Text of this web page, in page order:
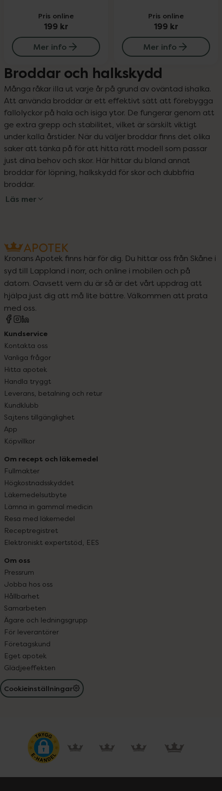
Pris online
199 kr
Mer info
Pris online
199 kr
Mer info
Broddar och halkskydd
Många råkar illa ut varje år på grund av oväntad ishalka.
Att använda broddar är ett effektivt sätt att förebygga
fallolyckor på hala och isiga ytor. De fungerar genom att
ge extra grepp och stabilitet, vilket är särskilt viktigt
under kalla årstider. När du väljer broddar finns det olika
saker att tänka på för att hitta rätt modell som passar
just dina behov och skor. Här hittar du bland annat
broddar för löpning, halkskydd för skor och dubbfria
broddar.
Läs mer
Kronans Apotek finns här för dig. Du hittar oss från Skåne i
syd till Lappland i norr, och online i mobilen och på
datorn. Oavsett vem du är så är det vårt uppdrag att
hjälpa just dig att må lite bättre. Välkommen att prata
med oss.
Kundservice
Kontakta oss
Vanliga frågor
Hitta apotek
Handla tryggt
Leverans, betalning och retur
Kundklubb
Sajtens tillgänglighet
App
Köpvillkor
Om recept och läkemedel
Fullmakter
Högkostnadsskyddet
Läkemedelsutbyte
Lämna in gammal medicin
Resa med läkemedel
Receptregistret
Elektroniskt expertstöd, EES
Om oss
Pressrum
Jobba hos oss
Hållbarhet
Samarbeten
Ägare och ledningsgrupp
För leverantörer
Företagskund
Eget apotek
Glädjeeffekten
Cookieinställningar